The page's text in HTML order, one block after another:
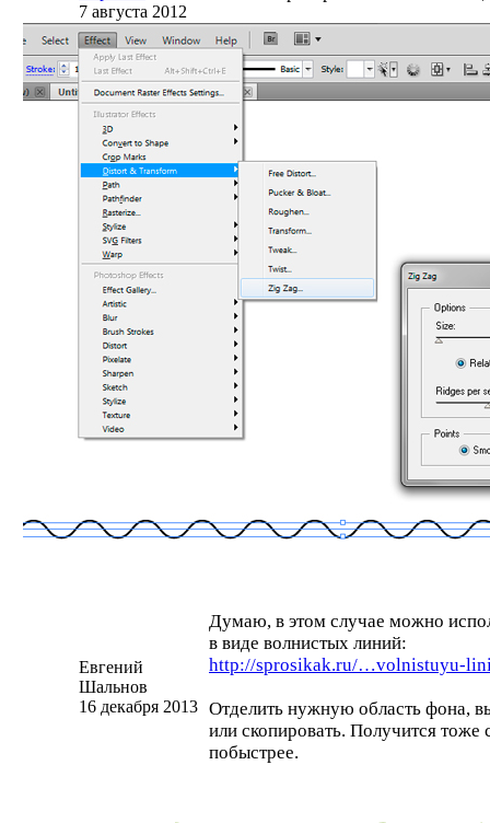
7 августа 2012
Евгений
Шальнов
16 декабря 2013
Думаю, в этом случае можно
в виде волнистых линий:
http://sprosikak.ru/…volnistuyu-
Отделить нужную область фона,
или скопировать. Получится тоже
побыстрее.